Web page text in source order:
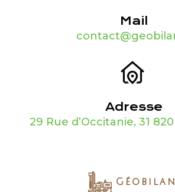
Mail
Adresse
29 Rue d’Occitanie, 31
Géobilan